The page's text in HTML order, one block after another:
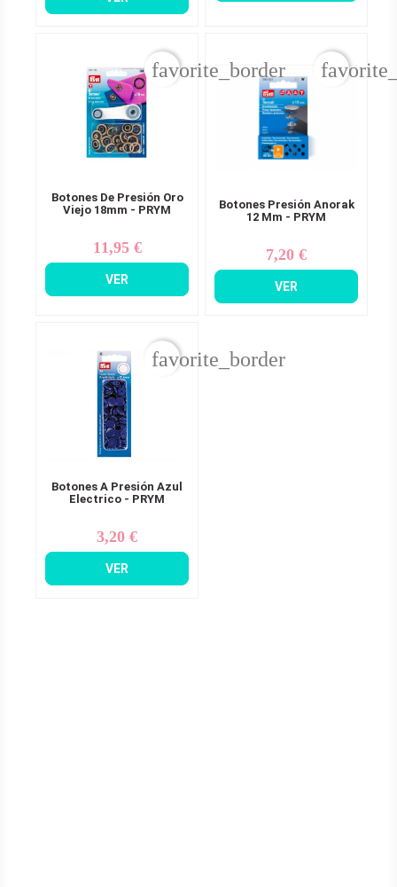
Botones De Presión Oro
Viejo 18mm - PRYM
Precio
11,95 €
VER
favorite_border
Botones Presión Anorak
12 Mm - PRYM
Precio
7,20 €
VER
Botones A Presión Azul
Electrico - PRYM
Precio
3,20 €
VER
favorite_border